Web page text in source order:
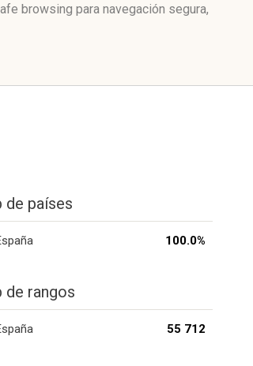
browsing para navegación segura,
de países
100.0%
de rangos
55 712